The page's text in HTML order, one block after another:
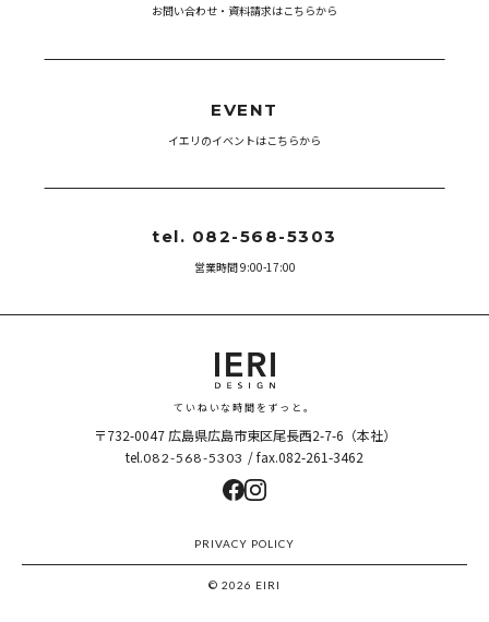
お問い合わせ・資料請求はこちらから
EVENT
イエリのイベントはこちらから
tel. 082-568-5303
営業時間 9:00-17:00
ていねいな時間をずっと。
〒732-0047広島県広島市東区尾長西2-7-6（本社）
tel.082-568-5303 / fax.082-261-3462
PRIVACY POLICY
© 2026 EIRI